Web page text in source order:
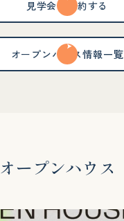
見学会を予約する
オープンハウス情報一覧
オープンハウ ス